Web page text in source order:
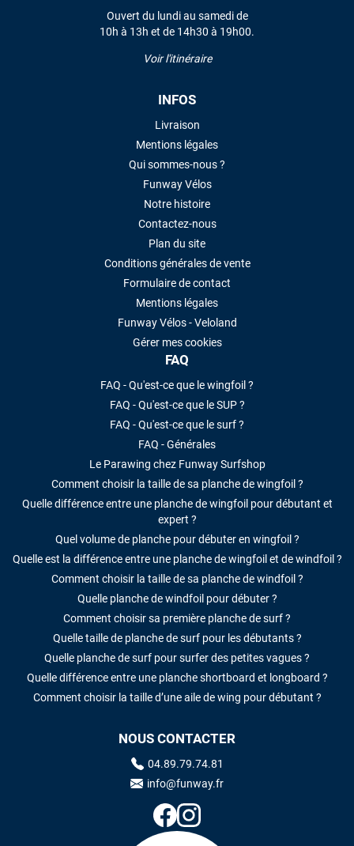
Ouvert du lundi au samedi de
10h à 13h et de 14h30 à 19h00.
Voir l'itinéraire
INFOS
Livraison
Mentions légales
Qui sommes-nous ?
Funway Vélos
Notre histoire
Contactez-nous
Plan du site
Conditions générales de vente
Formulaire de contact
Mentions légales
Funway Vélos - Veloland
Gérer mes cookies
FAQ
FAQ - Qu'est-ce que le wingfoil ?
FAQ - Qu'est-ce que le SUP ?
FAQ - Qu'est-ce que le surf ?
FAQ - Générales
Le Parawing chez Funway Surfshop
Comment choisir la taille de sa planche de wingfoil ?
Quelle différence entre une planche de wingfoil pour débutant et
expert ?
Quel volume de planche pour débuter en wingfoil ?
Quelle est la différence entre une planche de wingfoil et de windfoil ?
Comment choisir la taille de sa planche de windfoil ?
Quelle planche de windfoil pour débuter ?
Comment choisir sa première planche de surf ?
Quelle taille de planche de surf pour les débutants ?
Quelle planche de surf pour surfer des petites vagues ?
Quelle différence entre une planche shortboard et longboard ?
Comment choisir la taille d’une aile de wing pour débutant ?
NOUS CONTACTER
04.89.79.74.81
info@funway.fr